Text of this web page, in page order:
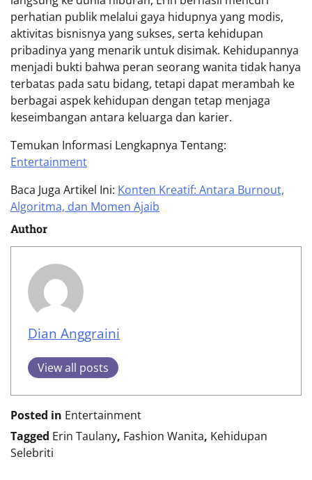
perhatian publik melalui gaya hidupnya yang modis,
aktivitas bisnisnya yang sukses, serta kehidupan
pribadinya yang menarik untuk disimak. Kehidupannya
menjadi bukti bahwa peran seorang wanita tidak hanya
terbatas pada satu bidang, tetapi dapat merambah ke
berbagai aspek kehidupan dengan tetap menjaga
keseimbangan antara keluarga dan karier.
Temukan Informasi Lengkapnya Tentang:
Entertainment
Baca Juga Artikel Ini: Konten Kreatif: Antara Burnout,
Algoritma, dan Momen Ajaib
Author
Dian Anggraini
View all posts
Posted in Entertainment
Tagged Erin Taulany, Fashion Wanita, Kehidupan
Selebriti